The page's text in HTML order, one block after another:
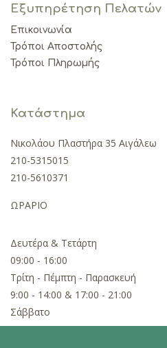
Εξυπηρέτηση Πελατών
Επικοινωνία
Τρόποι Αποστολής
Τρόποι Πληρωμής
Κατάστημα
Νικολάου Πλαστήρα 35 Αιγάλεω
210-5315015
210-5610371
ΩΡΑΡΙΟ
Δευτέρα & Τετάρτη
09:00 - 16:00
Τρίτη - Πέμπτη - Παρασκευή
9:00 - 14:00 & 17:00 - 21:00
Σάββατο
09:00 - 15:00